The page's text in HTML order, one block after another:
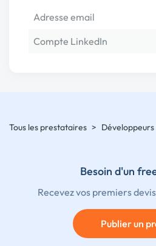
Adresse email
Compte LinkedIn
Tous les prestataires >
Besoin d'un
Recevez vos premiers
Publier un